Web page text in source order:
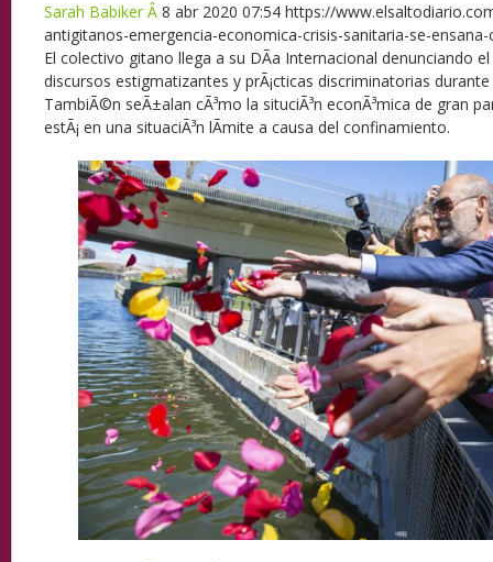
Sarah Babiker Â 8 abr 2020 07:54 https://
antigitanos-emergencia-economica-crisis-sanitaria-se-
El colectivo gitano llega a su DÃ­a Internacional denunciando
discursos estigmatizantes y prÃ¡cticas discriminatorias
TambiÃ©n seÃ±alan cÃ³mo la situciÃ³n econÃ³mica de gran
estÃ¡ en una situaciÃ³n lÃ­mite a causa del confinamiento.